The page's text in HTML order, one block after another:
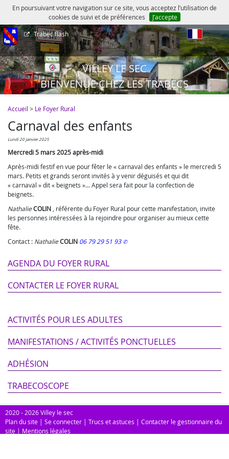
En poursuivant votre navigation sur ce site, vous acceptez l’utilisation de
cookies de suivi et de préférences
J’accepte
Trabec flash
VILLEY LE SEC
BIENVENUE CHEZ LES TRABECS
Accueil > Le Foyer Rural
Carnaval des enfants
lundi 20 janvier 2025
Mercredi 5 mars 2025 après-midi
Après-midi festif en vue pour fêter le « carnaval des enfants » le mercredi 5
mars. Petits et grands seront invités à y venir déguisés et qui dit
« carnaval » dit « beignets »... Appel sera fait pour la confection de
beignets.
NathalieCOLIN
, référente du Foyer Rural pour cette manifestation, invite
les personnes intéressées à la rejoindre pour organiser au mieux cette
fête.
Contact : NathalieCOLIN 06 79 29 51 93
AGENDA DU FOYER RURAL
CONTACTER LE FOYER RURAL
ACTIVITÉS POUR LES ADULTES
MANIFESTATIONS / ACTIVITÉS PONCTUELLES
ADHÉSION
TRABECOSCOPE
2020 - 2026 Villey le sec
Plan du site | Se connecter | Trucs et astuces | Contacter le gestionnaire du
site | Mentions légales